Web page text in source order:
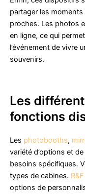
partager les
proches. Les photos
en ligne, ce qui
l’événement de vivre
souvenirs.
Les
fonctions
Les photobooths,
variété d’options et
besoins spécifiques.
types de cabines.
options de